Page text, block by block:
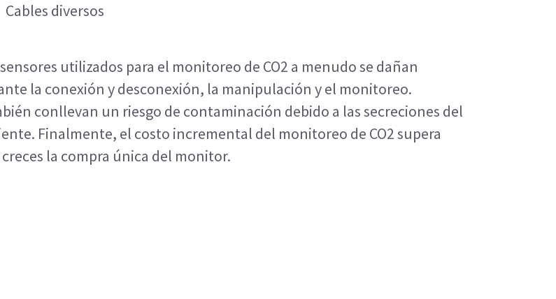
Cables diversos
utilizados para el monitoreo de CO2 a menudo se dañan
la conexión y desconexión, la manipulación y el monitoreo.
conllevan un riesgo de contaminación debido a las secreciones del
Finalmente, el costo incremental del monitoreo de CO2 supera
la compra única del monitor.